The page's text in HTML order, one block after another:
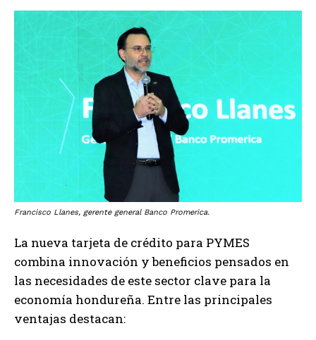
Francisco Llanes, gerente general Banco Promerica.
La nueva tarjeta de crédito para PYMES
combina innovación y beneficios pensados en
las necesidades de este sector clave para la
economía hondureña. Entre las principales
ventajas destacan: